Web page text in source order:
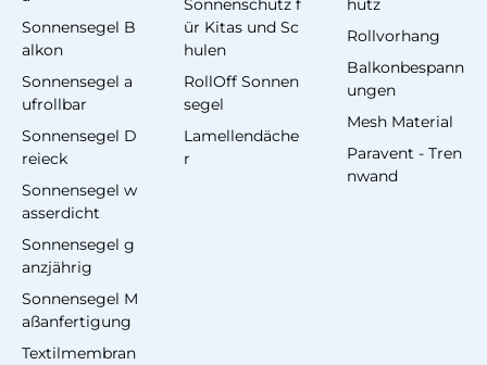
Sonnensegel B
alkon
Sonnensegel a
ufrollbar
Sonnensegel D
reieck
Sonnensegel w
asserdicht
Sonnensegel g
anzjährig
Sonnensegel M
aßanfertigung
Textilmembran
Sonnenschutz f
ür Kitas und Sc
hulen
RollOff Sonnen
segel
Lamellendäche
r
hutz
Rollvorhang
Balkonbespann
ungen
Mesh Material
Paravent - Tren
nwand